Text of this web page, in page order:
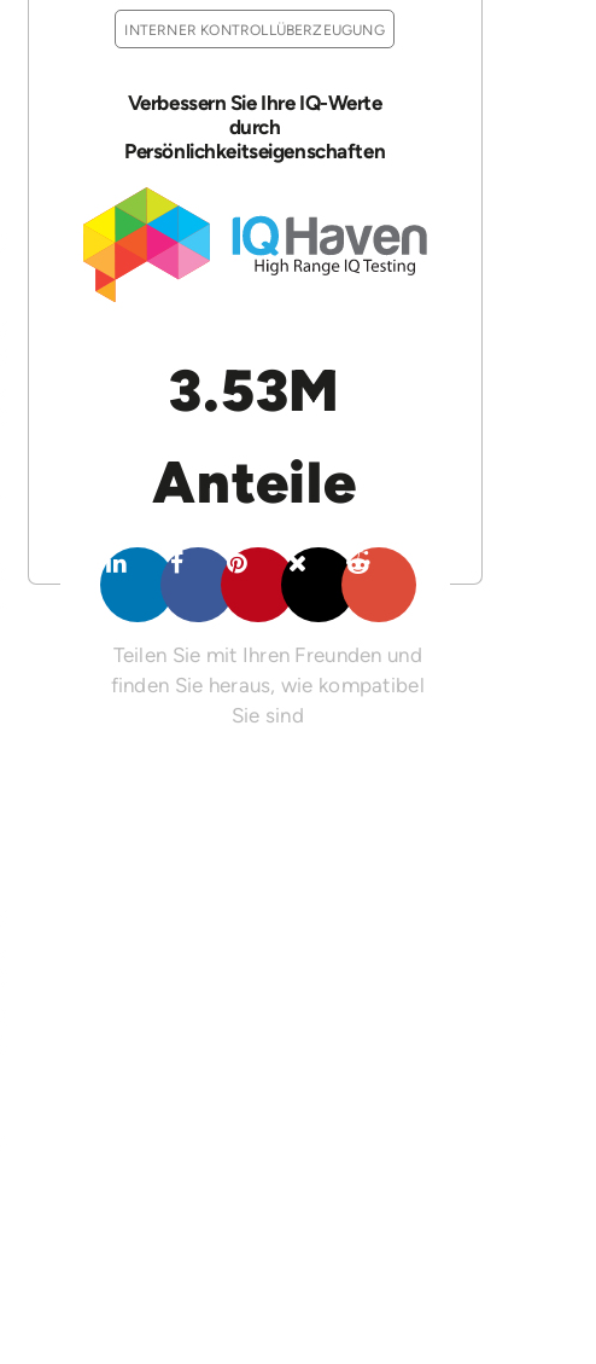
INTERNER KONTROLLÜBERZEUGUNG
Verbessern Sie Ihre IQ-Werte
durch
Persönlichkeitseigenschaften
3.53M
Anteile
Teilen Sie mit Ihren Freunden und
finden Sie heraus, wie kompatibel
Sie sind